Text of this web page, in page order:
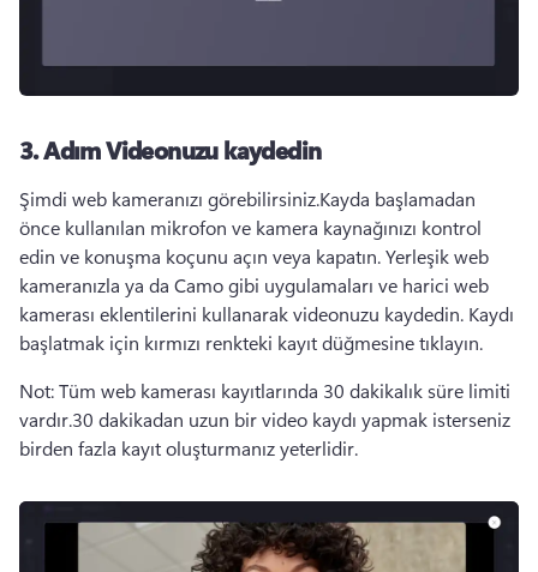
3. AdımVideonuzu kaydedin
Şimdi web kameranızı görebilirsiniz.Kayda başlamadan
önce kullanılan mikrofon ve kamera kaynağınızı kontrol
edin ve konuşma koçunu açın veya kapatın. Yerleşik web
kameranızla ya da Camo gibi uygulamaları ve harici web
kamerası eklentilerini kullanarak videonuzu kaydedin. Kaydı
başlatmak için kırmızı renkteki kayıt düğmesine tıklayın.
Not: Tüm web kamerası kayıtlarında 30 dakikalık süre limiti
vardır.30 dakikadan uzun bir video kaydı yapmak isterseniz
birden fazla kayıt oluşturmanız yeterlidir.